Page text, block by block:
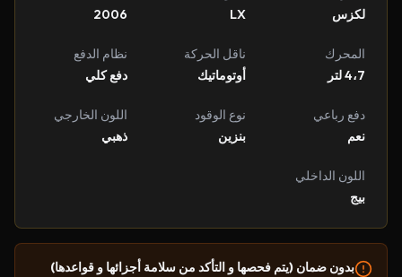
لكزس
LX
2006
المحرك
4،7 لتر
ناقل الحركة
أوتوماتيك
نظام الدفع
دفع كلي
دفع رباعي
نعم
نوع الوقود
بنزين
اللون الخارجي
ذهبي
اللون الداخلي
بيج
بدون ضمان (يتم فحصها و التأكد من سلامة أجزائها و قواعدها)